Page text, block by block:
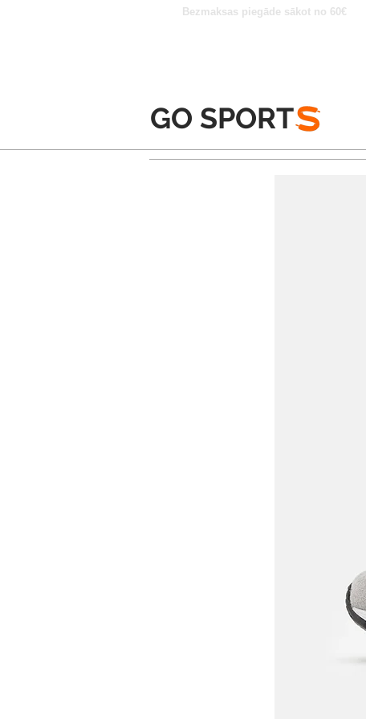
Bezmaksas piegāde sākot no 60€
GO SPORTS